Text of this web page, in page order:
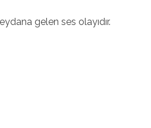
gelen ses olayıdır.